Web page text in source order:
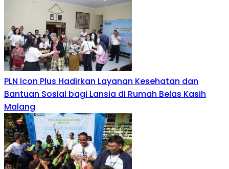
PLN Icon Plus Hadirkan Layanan Kesehatan dan
Bantuan Sosial bagi Lansia di Rumah Belas Kasih
Malang